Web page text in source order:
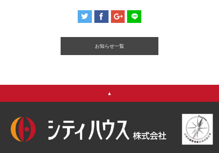
お知らせ一覧
▲